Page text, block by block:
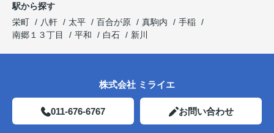
駅から探す
栄町
八軒 太平 百合が原 真駒内
手稲
南郷１３丁目
平和 白石 新川
株式会社 ミライエ
011-676-6767 お問い合わせ